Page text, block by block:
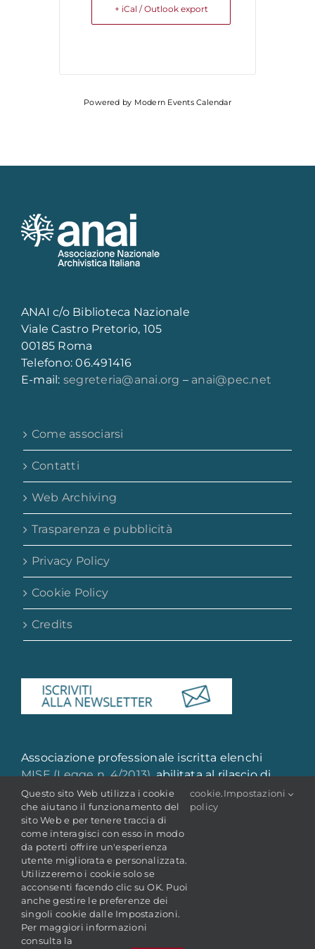
+ iCal / Outlook export
Powered by Modern Events Calendar
ANAI c/o Biblioteca Nazionale
Viale Castro Pretorio, 105
00185 Roma
Telefono: 06.491416
E-mail: segreteria@anai.org – anai@pec.net
Come associarsi
Contatti
Web Archiving
Trasparenza e pubblicità
Privacy Policy
Cookie Policy
Credits
Associazione professionale iscritta elenchi
MISE (Legge n. 4/2013), abilitata al rilascio di
attestazione di qualità e qualificazione
professionale
© Copyright 2022 -2026 | ANAI - Associazione Nazionale
Archivistica Italiana
P. IVA: 05106681009 | C.F.: 80227410588
Questo sito Web utilizza i cookie
che aiutano il funzionamento del
sito Web e per tenere traccia di
come interagisci con esso in modo
da poterti offrire un'esperienza
utente migliorata e personalizzata.
Utilizzeremo i cookie solo se
acconsenti facendo clic su OK. Puoi
anche gestire le preferenze dei
singoli cookie dalle Impostazioni.
Per maggiori informazioni
consulta la
cookie
policy
.Impostazioni